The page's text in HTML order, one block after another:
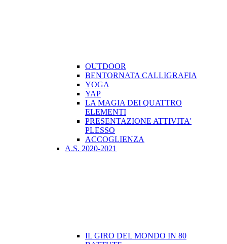
OUTDOOR
BENTORNATA CALLIGRAFIA
YOGA
YAP
LA MAGIA DEI QUATTRO
ELEMENTI
PRESENTAZIONE ATTIVITA'
PLESSO
ACCOGLIENZA
A.S. 2020-2021
IL GIRO DEL MONDO IN 80